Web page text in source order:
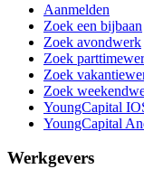
Aanmelden
Zoek een bijbaan
Zoek avondwerk
Zoek
Zoek
Zoek
YoungCapital
YoungCapital
Werkgevers